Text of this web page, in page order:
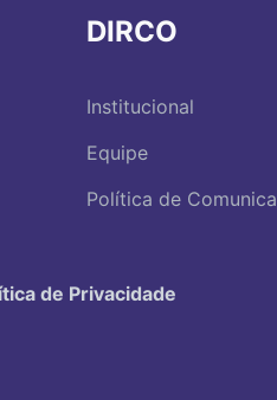
DIRCO
Institucional
Equipe
Política de
de Privacidade